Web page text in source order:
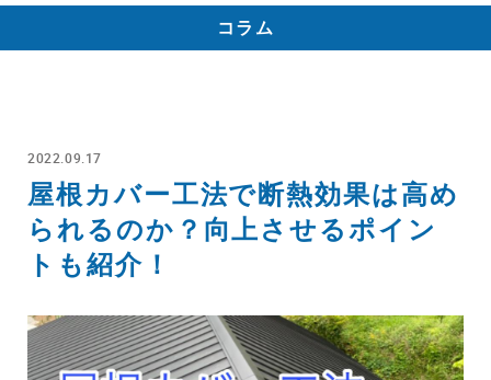
コラム
2022.09.17
屋根カバー工法で断熱効果は高め
られるのか？向上させるポイン
トも紹介！